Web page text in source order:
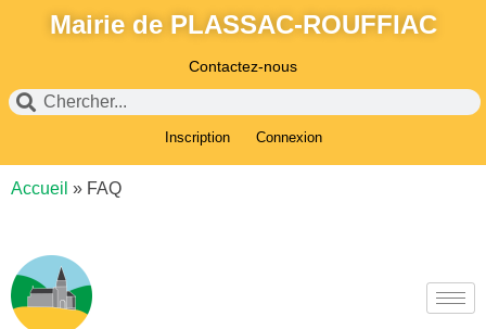
Mairie de PLASSAC-ROUFFIAC
Contactez-nous
Inscription Connexion
Accueil » FAQ